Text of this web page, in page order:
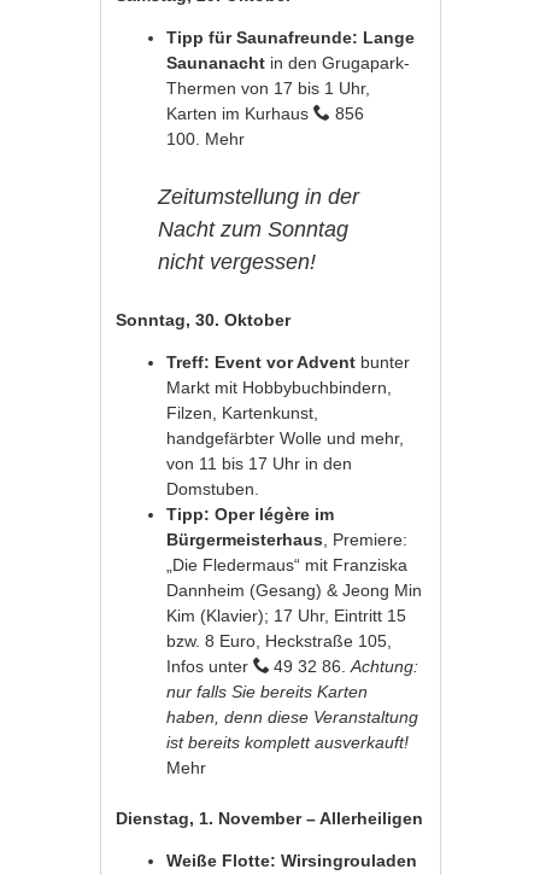
Tipp für Saunafreunde: Lange
Saunanacht in den Grugapark-
Thermen von 17 bis 1 Uhr,
Karten im Kurhaus
856
100. Mehr
Zeitumstellung in der
Nacht zum Sonntag
nicht vergessen!
Sonntag, 30. Oktober
Treff: Event vor Advent bunter
Markt mit Hobbybuchbindern,
Filzen, Kartenkunst,
handgefärbter Wolle und mehr,
von 11 bis 17 Uhr in den
Domstuben.
Tipp: Oper légère im
Bürgermeisterhaus , Premiere:
„Die Fledermaus“ mit Franziska
Dannheim (Gesang) & Jeong Min
Kim (Klavier); 17 Uhr, Eintritt 15
bzw. 8 Euro, Heckstraße 105,
Infos unter
49 32 86.Achtung:
nur falls Sie bereits Karten
haben, denn diese Veranstaltung
ist bereits komplett ausverkauft!
Mehr
Dienstag, 1. November – Allerheiligen
Weiße Flotte: Wirsingrouladen